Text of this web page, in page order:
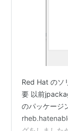
Red Hat のソ
要 以前
のパッケージ